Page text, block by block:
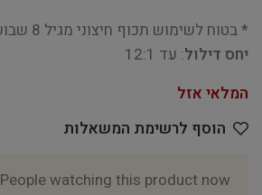
* בטוח לשימוש תכוף חיצוני מגיל 8 שבועות ומעלה.
יחס דילול: עד 12:1
המלאי אזל
הוסף לרשימת המשאלות
People watching this product now!